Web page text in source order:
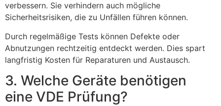
verbessern. Sie verhindern auch mögliche
Sicherheitsrisiken, die zu Unfällen führen können.
Durch regelmäßige Tests können Defekte oder
Abnutzungen rechtzeitig entdeckt werden. Dies spart
langfristig Kosten für Reparaturen und Austausch.
3. Welche Geräte benötigen
eine VDE Prüfung?